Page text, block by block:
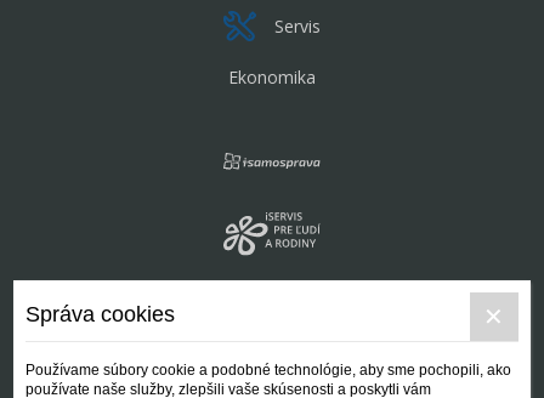
Servis
Ekonomika
Správa cookies
Používame súbory cookie a podobné technológie, aby sme pochopili, ako
používate naše služby, zlepšili vaše skúsenosti a poskytli vám